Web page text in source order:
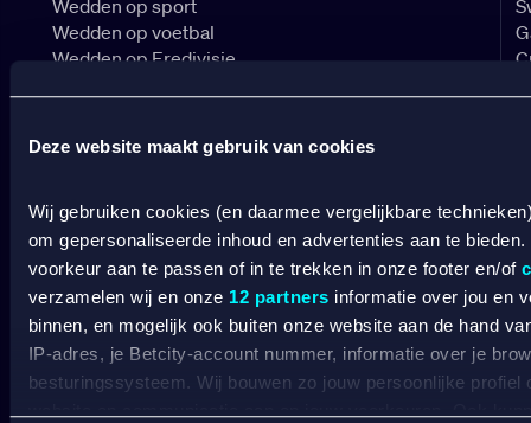
Deze website maakt gebruik van cookies
Wij gebruiken cookies (en daarmee vergelijkbare
om gepersonaliseerde inhoud en advertenties aan te
voorkeur aan te passen of in te trekken in onze footer en/of
verzamelen wij en onze 12 partners informatie over jou en
binnen, en mogelijk ook buiten onze website aan de hand
IP-adres, je Betcity-account nummer, informatie over je
besturingssysteem. Wij bouwen zo jouw persoonlijke profiel
Wedden op sport
Wedden op voetbal
Wedden op Eredivisie
Wedden op Feyenoord
CASINO
Online casino
Online gokken
Live casino
Live roulette
Live blackjack
Gokkasten